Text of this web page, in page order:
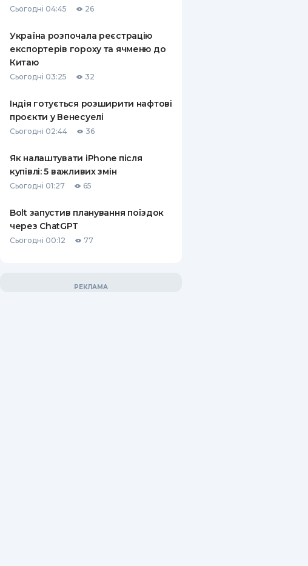
СТРАХУВАННЮ
ВСІ СТРАХОВІ ПОЛІСИ
СТРАХОВІ КОМПАНІЇ
ВІДГУКИ ПРО СТРАХОВІ
КОМПАНІЇ
КОНТАКТИ
Сьогодні 04:45 26
Україна розпочала реєстрацію
експортерів гороху та ячменю до
Китаю
Сьогодні 03:25 32
Індія готується розширити нафтові
проєкти у Венесуелі
Сьогодні 02:44 36
Як налаштувати iPhone після
купівлі: 5 важливих змін
Сьогодні 01:27 65
Bolt запустив планування поїздок
через ChatGPT
Сьогодні 00:12 77